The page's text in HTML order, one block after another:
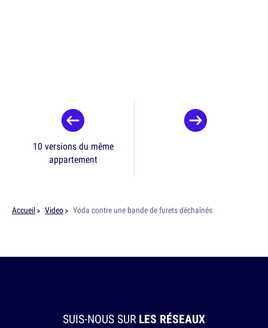
10 versions du même
appartement
Accueil Video Yoda contre une bande de furets déchaînés
SUIS-NOUS SUR LES RÉSEAUX